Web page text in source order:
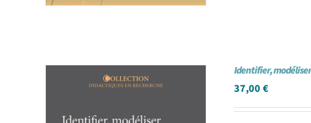
Identifier,
37,00€